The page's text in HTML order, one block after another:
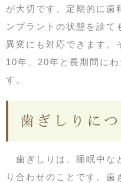
が大切です。定期的に歯
ンプラントの状態を診て
異変にも対応できます。
10年、20年と長期間に
す。
歯ぎしりにつ
歯ぎしりは、睡眠中な
り合わせのことです。歯